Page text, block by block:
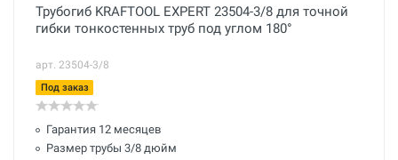
Трубогиб KRAFTOOL EXPERT 23504-3/8 для точной
гибки тонкостенных труб под углом 180°
арт. 23504-3/8
Под заказ
Гарантия 12 месяцев
Размер трубы 3/8 дюйм